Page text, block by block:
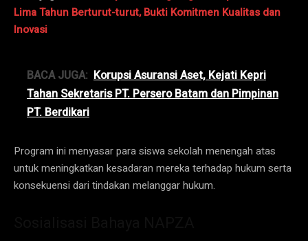
Lima Tahun Berturut-turut, Bukti Komitmen Kualitas dan
Inovasi
BACA JUGA: Korupsi Asuransi Aset, Kejati Kepri
Tahan Sekretaris PT. Persero Batam dan Pimpinan
PT. Berdikari
Program ini menyasar para siswa sekolah menengah atas
untuk meningkatkan kesadaran mereka terhadap hukum serta
konsekuensi dari tindakan melanggar hukum.